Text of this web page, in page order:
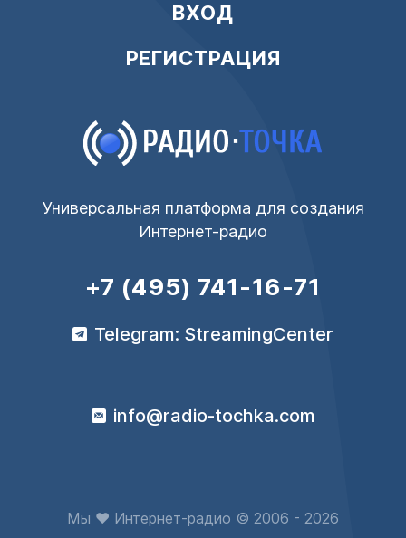
ВХОД
РЕГИСТРАЦИЯ
Универсальная платформа для создания
Интернет-радио
+7 (495) 741-16-71
Telegram: StreamingCenter
info@radio-tochka.com
Мы ♥ Интернет-радио © 2006 - 2026